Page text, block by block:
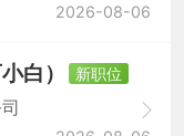
2026-08-06
白）
新职位